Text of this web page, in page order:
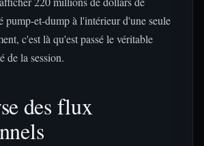
pump-et-dump à l'intérieur d'une seule
c'est là qu'est passé le véritable
de la session.
des flux